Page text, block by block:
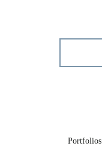
Portfolios